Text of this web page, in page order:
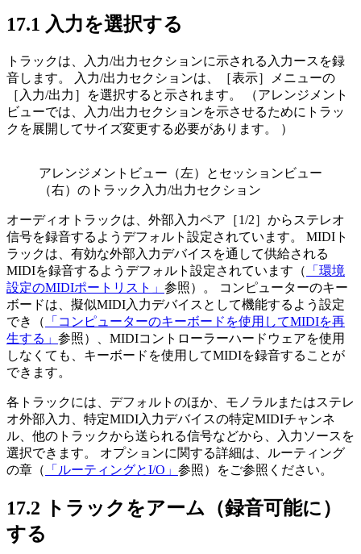
17.1 入力を選択する
トラックは、入力/出力セクションに示される入力ースを録
音します。 入力/出力セクションは、［表示］メニューの
［入力/出力］を選択すると示されます。 （アレンジメント
ビューでは、入力/出力セクションを示させるためにトラッ
クを展開してサイズ変更する必要があります。 ）
アレンジメントビュー（左）とセッションビュー
（右）のトラック入力/出力セクション
オーディオトラックは、外部入力ペア［1/2］からステレオ
信号を録音するようデフォルト設定されています。 MIDIト
ラックは、有効な外部入力デバイスを通して供給される
MIDIを録音するようデフォルト設定されています（
「環境
設定のMIDIポートリスト」 参照）。 コンピューターのキー
ボードは、擬似MIDI入力デバイスとして機能するよう設定
でき（
「コンピューターのキーボードを使用してMIDIを再
生する」 参照）、MIDIコントローラーハードウェアを使用
しなくても、キーボードを使用してMIDIを録音することが
できます。
各トラックには、デフォルトのほか、モノラルまたはステレ
オ外部入力、特定MIDI入力デバイスの特定MIDIチャンネ
ル、他のトラックから送られる信号などから、入力ソースを
選択できます。 オプションに関する詳細は、ルーティング
の章（
「ルーティングとI/O」 参照）をご参照ください。
17.2 トラックをアーム（録音可能に）
する